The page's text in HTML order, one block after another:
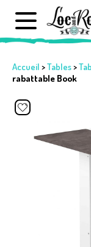
Accueil >Tables>
rabattable Book